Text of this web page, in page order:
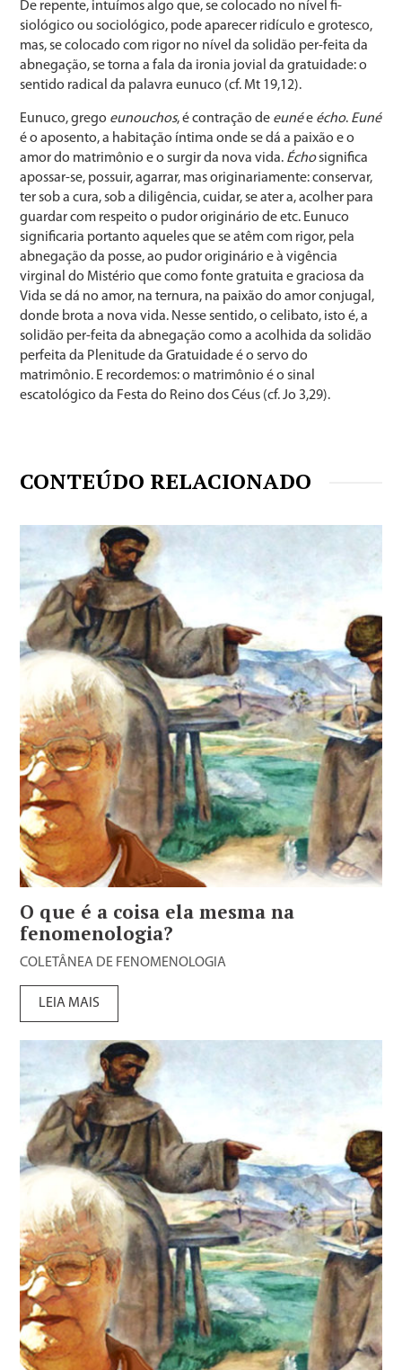
De repente, intuímos algo que, se colocado no nível fi­
siológico ou sociológico, pode aparecer ridículo e grotes­co,
mas, se colocado com rigor no nível da solidão per-fei­ta da
abnegação, se torna a fala da ironia jovial da gra­tuidade: o
sentido radical da palavra eunuco (cf. Mt 19,12).
Eunuco, grego eunouchos, é contração de eunée écho. Euné
é o aposento, a habitação íntima onde se dá a paixão e o
amor do matrimônio e o surgir da nova vida. Échosignifica
apossar-se, possuir, agarrar, mas originariamente: conservar,
ter sob a cura, sob a diligência, cuidar, se ater a, acolher para
guardar com respeito o pudor originário de etc. Eunuco
significaria portanto aqueles que se atêm com rigor, pela
abnegação da posse, ao pudor originário e à vigência
virginal do Mistério que como fonte gratuita e graciosa da
Vida se dá no amor, na ternura, na paixão do amor conjugal,
donde brota a nova vida. Nesse sentido, o celibato, isto é, a
solidão per-feita da abnegação como a acolhida da solidão
perfeita da Plenitude da Gratuidade é o servo do
matrimônio. E recordemos: o matrimônio é o si­nal
escatológico da Festa do Reino dos Céus (cf. Jo 3,29).
CONTEÚDO RELACIONADO
O que é a coisa ela mesma na
fenomenologia?
COLETÂNEA DE FENOMENOLOGIA
LEIA MAIS